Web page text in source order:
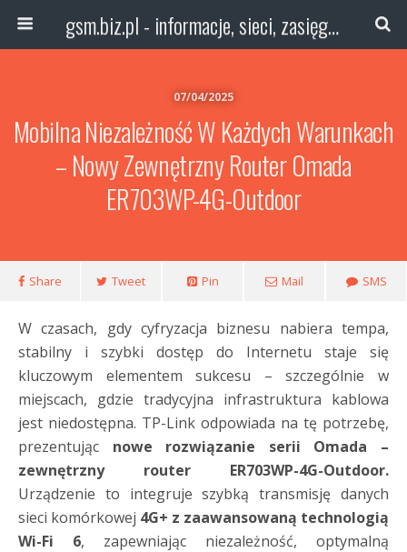
gsm.biz.pl - informacje, sieci, zasięg technologie
07/04/2025
Mobilna Niezależność W Każdych Warunkach
– Nowy Zewnętrzny Router Omada
ER703WP-4G-Outdoor
Share Tweet Pin Mail SMS
W czasach, gdy cyfryzacja biznesu nabiera tempa,
stabilny i szybki dostęp do Internetu staje się
kluczowym elementem sukcesu – szczególnie w
miejscach, gdzie tradycyjna infrastruktura kablowa
jest niedostępna. TP-Link odpowiada na tę potrzebę,
prezentując nowe rozwiązanie serii Omada –
zewnętrzny router ER703WP-4G-Outdoor.
Urządzenie to integruje szybką transmisję danych
sieci komórkowej 4G+ z zaawansowaną technologią
Wi-Fi 6, zapewniając niezależność, optymalną